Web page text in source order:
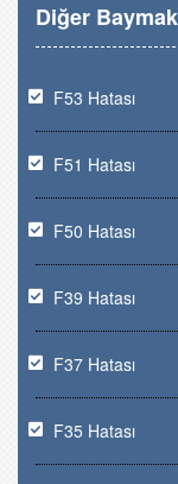
Diğer
F53 Hatası
F51 Hatası
F50 Hatası
F39 Hatası
F37 Hatası
F35 Hatası